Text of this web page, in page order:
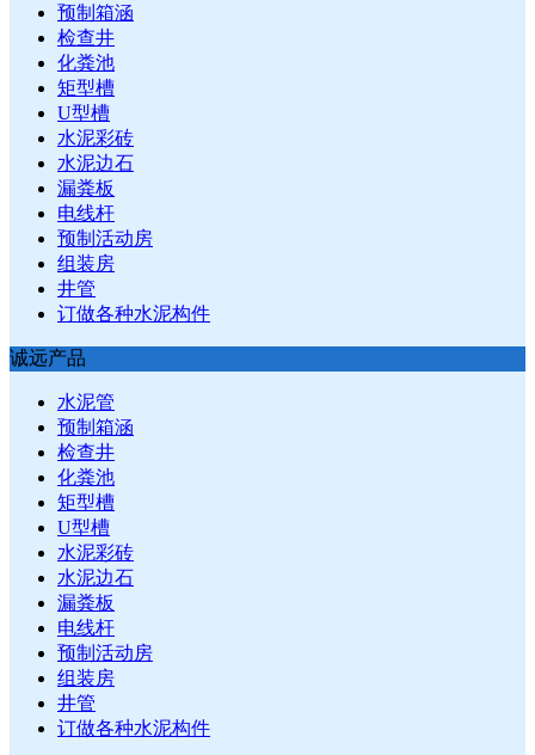
预制箱涵
检查井
化粪池
矩型槽
U型槽
水泥彩砖
水泥边石
漏粪板
电线杆
预制活动房
组装房
井管
订做各种水泥构件
诚远产品
水泥管
预制箱涵
检查井
化粪池
矩型槽
U型槽
水泥彩砖
水泥边石
漏粪板
电线杆
预制活动房
组装房
井管
订做各种水泥构件